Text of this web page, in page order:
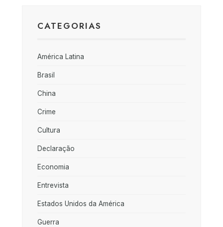
CATEGORIAS
América Latina
Brasil
China
Crime
Cultura
Declaração
Economia
Entrevista
Estados Unidos da América
Guerra